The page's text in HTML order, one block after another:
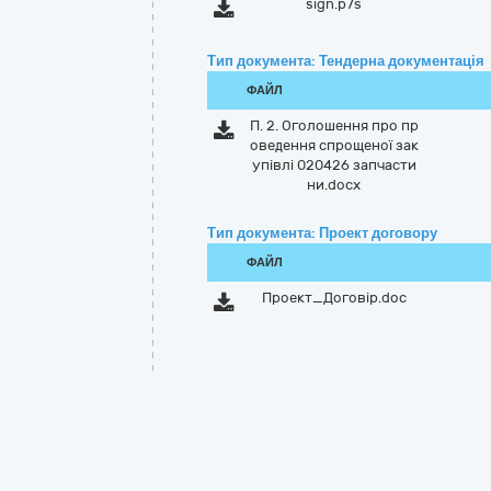
sign.p7s
Тип документа: Тендерна документація
ФАЙЛ
П. 2. Оголошення про пр
оведення спрощеної зак
упівлі 020426 запчасти
ни.docx
Тип документа: Проект договору
ФАЙЛ
Проект_Договір.doc